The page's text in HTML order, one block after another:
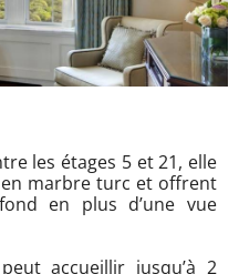
les étages 5 et 21, elle
en marbre turc et offrent
en plus d’une vue
accueillir jusqu’à 2